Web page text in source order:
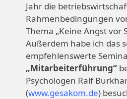
Jahr die
Rahmenbedingungen
Thema „Keine Angst vor
Außerdem habe ich das
empfehlenswerte
„Mitarbeiterführung“
Psychologen Ralf
(www.gesakom.de)